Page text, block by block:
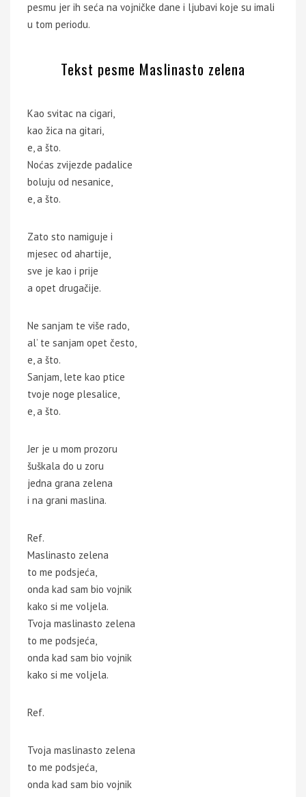
pesmu jer ih seća na vojničke dane i ljubavi koje su imali
u tom periodu.
Tekst pesme Maslinasto zelena
Kao svitac na cigari,
kao žica na gitari,
e, a što.
Noćas zvijezde padalice
boluju od nesanice,
e, a što.
Zato sto namiguje i
mjesec od ahartije,
sve je kao i prije
a opet drugačije.
Ne sanjam te više rado,
al’ te sanjam opet često,
e, a što.
Sanjam, lete kao ptice
tvoje noge plesalice,
e, a što.
Jer je u mom prozoru
šuškala do u zoru
jedna grana zelena
i na grani maslina.
Ref.
Maslinasto zelena
to me podsjeća,
onda kad sam bio vojnik
kako si me voljela.
Tvoja maslinasto zelena
to me podsjeća,
onda kad sam bio vojnik
kako si me voljela.
Ref.
Tvoja maslinasto zelena
to me podsjeća,
onda kad sam bio vojnik